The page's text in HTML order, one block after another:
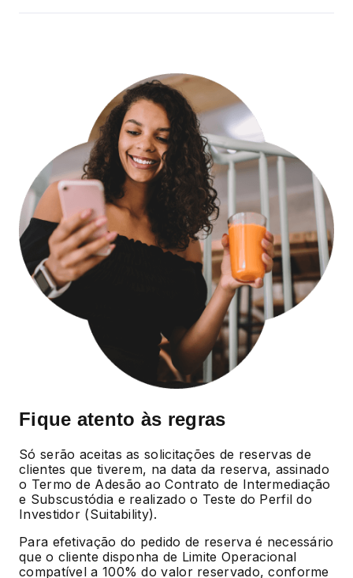
Fique atento às regras
Só serão aceitas as solicitações de reservas de
clientes que tiverem, na data da reserva, assinado
o Termo de Adesão ao Contrato de Intermediação
e Subscustódia e realizado o Teste do Perfil do
Investidor (Suitability).
Para efetivação do pedido de reserva é necessário
que o cliente disponha de Limite Operacional
compatível a 100% do valor reservado, conforme